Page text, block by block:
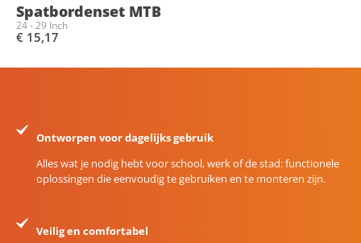
Spatbordenset MTB
24 - 29 Inch
€ 15,17
Ontworpen voor dagelijks gebruik
Alles wat je nodig hebt voor school, werk of de stad: functionele
oplossingen die eenvoudig te gebruiken en te monteren zijn.
Veilig en comfortabel